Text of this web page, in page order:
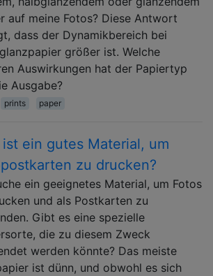
auf meine Fotos? Diese Antwort
dass der Dynamikbereich bei
größer ist. Welche
Auswirkungen hat der Papiertyp
Ausgabe?
prints paper
ist ein gutes Material, um
zu drucken?
ein geeignetes Material, um Fotos
und als Postkarten zu
Gibt es eine spezielle
die zu diesem Zweck
werden könnte? Das meiste
ist dünn, und obwohl es sich